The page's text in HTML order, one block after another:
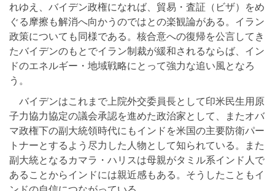
れゆえ、バイデン政権になれば、貿易・査証（ビザ）をめ
ぐる摩擦も解消へ向かうのではとの楽観論がある。イラン
政策についても同様である。核合意への復帰を公言してき
たバイデンのもとでイラン制裁が緩和されるならば、イン
ドのエネルギー・地域戦略にとって強力な追い風となろ
う。
バイデンはこれまで上院外交委員長として印米民生用原
子力協力協定の議会承認を進めた政治家として、またオバ
マ政権下の副大統領時代にもインドを米国の主要防衛パー
トナーとするよう尽力した人物として知られている。また
副大統となるカマラ・ハリスは母親がタミル系インド人で
あることからインドには親近感もある。そうしたこともイ